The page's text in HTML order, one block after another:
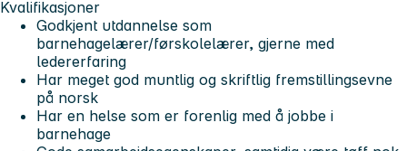
Kvalifikasjoner
Godkjent utdannelse som
barnehagelærer/førskolelærer, gjerne med
ledererfaring
Har meget god muntlig og skriftlig fremstillingsevne
på norsk
Har en helse som er forenlig med å jobbe i
barnehage